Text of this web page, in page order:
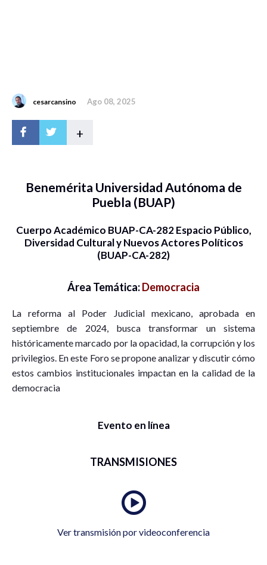
cesarcansino Ago 08, 2025
+
Benemérita Universidad Autónoma de
Puebla (BUAP)
Cuerpo Académico BUAP-CA-282 Espacio Público,
Diversidad Cultural y Nuevos Actores Políticos
(BUAP-CA-282)
Área Temática:Democracia
La reforma al Poder Judicial mexicano, aprobada en
septiembre de 2024, busca transformar un sistema
históricamente marcado por la opacidad, la corrupción y los
privilegios. En este Foro se propone analizar y discutir cómo
estos cambios institucionales impactan en la calidad de la
democracia
Evento en línea
TRANSMISIONES
Ver transmisión por videoconferencia